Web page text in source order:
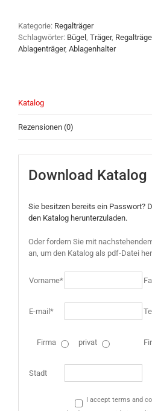
Kategorie: Regalträger
Schlagwörter: Bügel Träger,
Ablagenträger, Ablagenhalter
Katalog
Rezensionen (0)
Download Katalog
Sie besitzen bereits ein Passwort?
den Katalog herunterzuladen.
Oder fordern Sie mit
an, um den Katalog als pdf-Datei
Vorname*
E-mail*
Firma privat
Stadt
I accept terms and